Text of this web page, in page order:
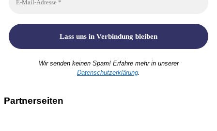
Wir senden keinen Spam! Erfahre mehr in unserer
Datenschutzerklärung
Partnerseiten